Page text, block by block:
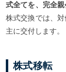
式全てを、完全
株式交換では、
主に交付します。
株式移転